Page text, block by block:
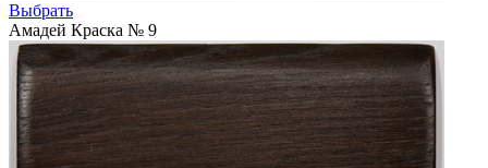
Выбрать
Амадей Краска № 9